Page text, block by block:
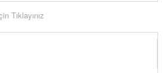
Tıklayınız